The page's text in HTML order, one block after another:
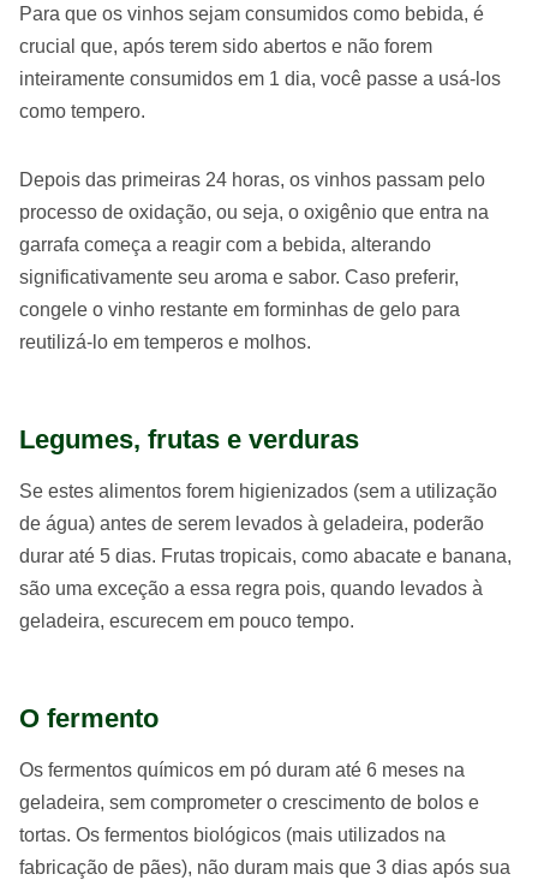
Para que os vinhos sejam consumidos como bebida, é
crucial que, após terem sido abertos e não forem
inteiramente consumidos em 1 dia, você passe a usá-los
como tempero.
Depois das primeiras 24 horas, os vinhos passam pelo
processo de oxidação, ou seja, o oxigênio que entra na
garrafa começa a reagir com a bebida, alterando
significativamente seu aroma e sabor. Caso preferir,
congele o vinho restante em forminhas de gelo para
reutilizá-lo em temperos e molhos.
Legumes, frutas e verduras
Se estes alimentos forem higienizados (sem a utilização
de água) antes de serem levados à geladeira, poderão
durar até 5 dias. Frutas tropicais, como abacate e banana,
são uma exceção a essa regra pois, quando levados à
geladeira, escurecem em pouco tempo.
O fermento
Os fermentos químicos em pó duram até 6 meses na
geladeira, sem comprometer o crescimento de bolos e
tortas. Os fermentos biológicos (mais utilizados na
fabricação de pães), não duram mais que 3 dias após sua